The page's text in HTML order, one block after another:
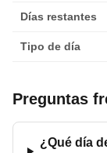
Días restantes
Tipo de día
Preguntas
¿Qué día